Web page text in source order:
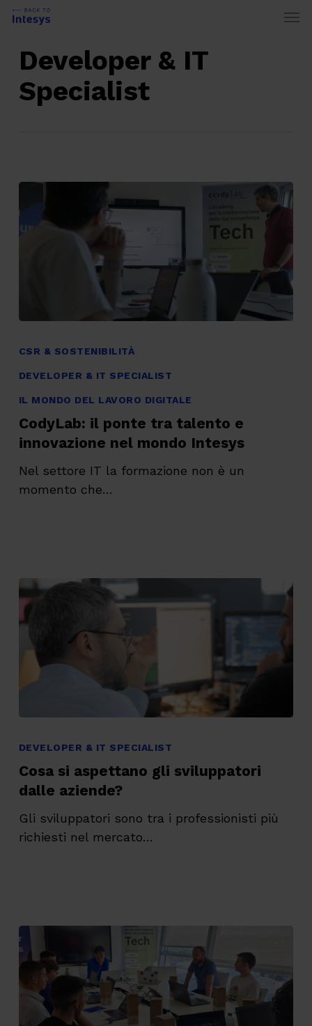
Skip
content
Developer & IT
Specialist
il
talento
e
innovazione
CSR & SOSTENIBILITÀ
DEVELOPER & IT SPECIALIST
IL MONDO DEL LAVORO DIGITALE
CodyLab: il ponte tra talento e
innovazione nel mondo Intesys
Nel settore IT la formazione non è un
momento che…
si
aspettano
gli
dalle
aziende?
DEVELOPER & IT SPECIALIST
Cosa si aspettano gli sviluppatori
dalle aziende?
Gli sviluppatori sono tra i professionisti più
richiesti nel mercato…